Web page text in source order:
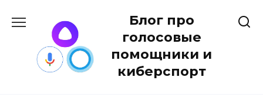
содержанию
Блог про
голосовые
помощники и
киберспорт